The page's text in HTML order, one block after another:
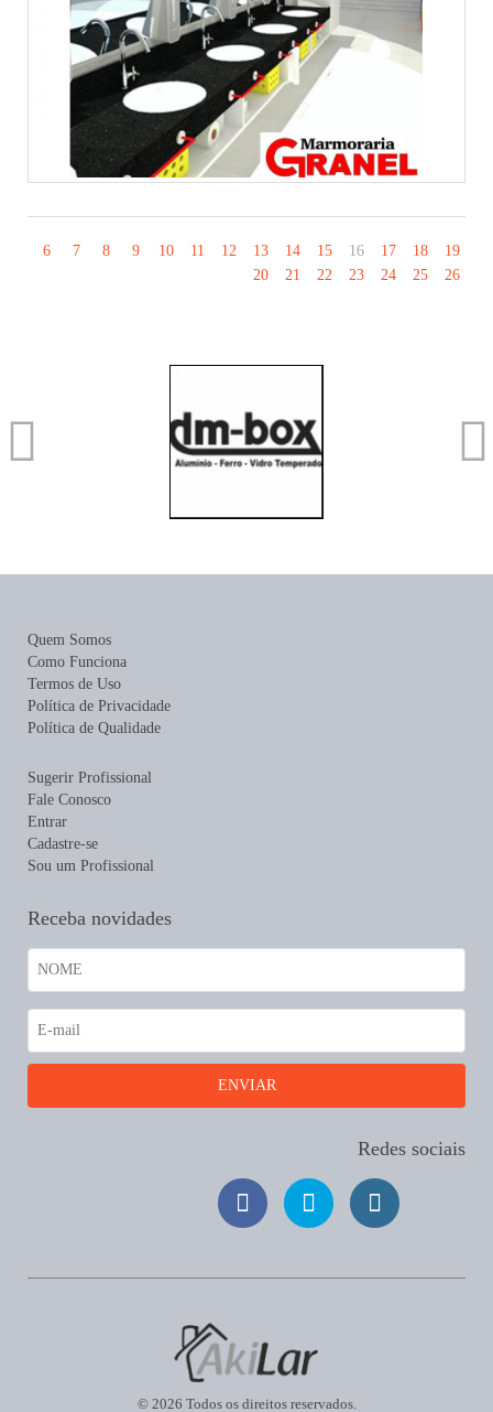
6 7 8 9 10 11 12 13 14 15 16 17 18
19
20
21 22 23 24 25 26
Quem Somos
Como Funciona
Termos de Uso
Política de Privacidade
Política de Qualidade
Sugerir Profissional
Fale Conosco
Entrar
Cadastre-se
Sou um Profissional
Receba novidades
Redes sociais
© 2026 Todos os direitos reservados.